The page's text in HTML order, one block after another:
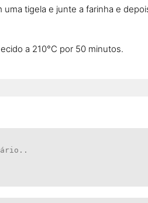
uma tigela e junte a farinha e
a 210°C por 50 minutos.